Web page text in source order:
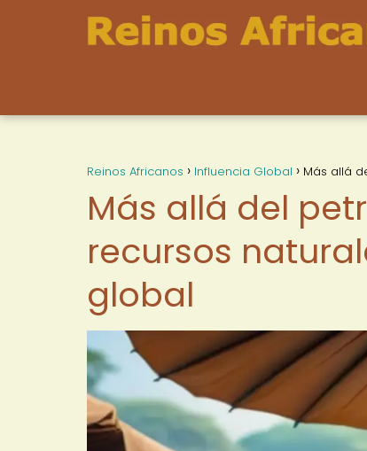
Reinos Africanos Influencia Global Más allá
Más allá del
recursos
global